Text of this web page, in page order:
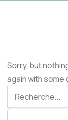
Sorry, but
again with some